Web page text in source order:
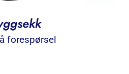
forespørsel